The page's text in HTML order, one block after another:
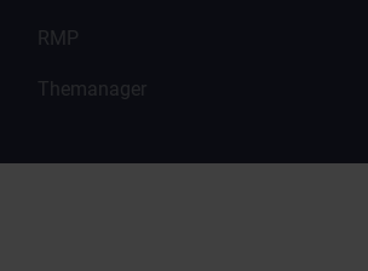
RMP
Themanager